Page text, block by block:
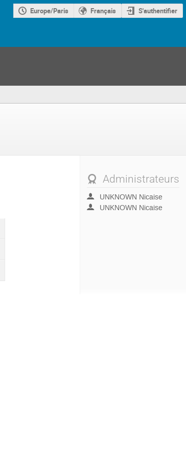
Europe/Paris Français S'authentifier
Administrateurs
UNKNOWN Nicaise
UNKNOWN Nicaise